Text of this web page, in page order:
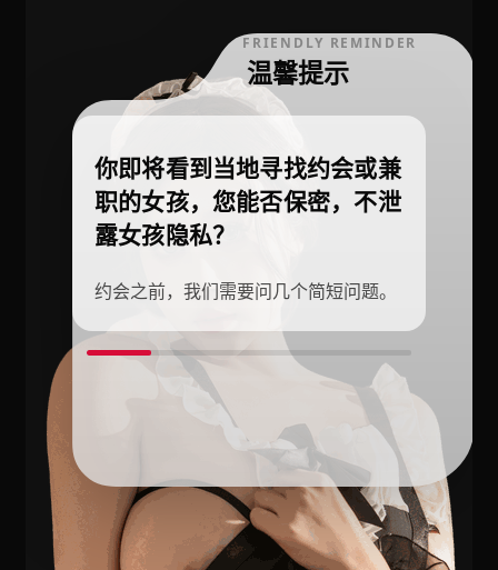
FRIENDLY REMINDER
温馨提示
你即将看到当地寻找约会或兼
职的女孩，您能否保密，不泄
露女孩隐私？
约会之前，我们需要问几个简短问题。